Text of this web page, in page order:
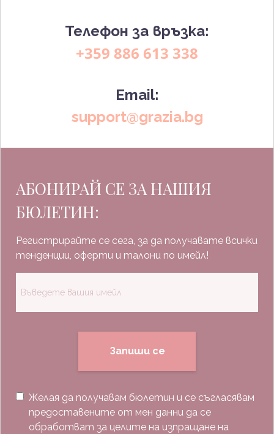
Телефон за връзка:
+359 886 613 338
Email:
support@grazia.bg
АБОНИРАЙ СЕ ЗА НАШИЯ
БЮЛЕТИН:
Регистрирайте се сега, за да получавате всички
тенденции, оферти и талони по имейл!
Запиши се
Желая да получавам бюлетин и се съгласявам
предоставените от мен данни да се
обработват за целите на изпращане на